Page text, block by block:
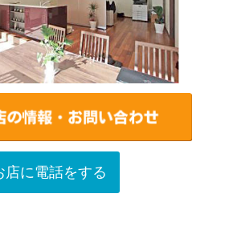
店に電話をする